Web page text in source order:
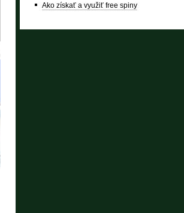
Ako získať a využiť free spiny